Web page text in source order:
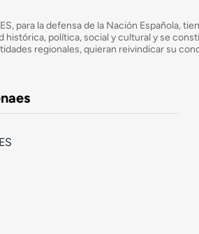
para la defensa de la Nación Española,
histórica, política, social y cultural y se
regionales, quieran reivindicar su